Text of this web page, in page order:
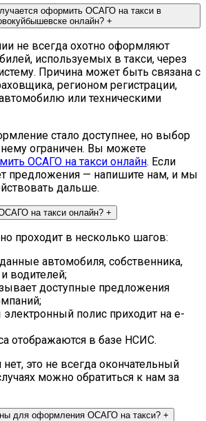
оформить ОСАГО на такси в
онлайн? +
не всегда охотно оформляют
используемых в такси, через
Причина может быть связана с
регионом регистрации,
или техническими
стало доступнее, но выбор
ограничен. Вы можете
ОСАГО на такси онлайн. Если
предложения — напишите нам, и мы
дальше.
на такси онлайн? +
проходит в несколько шагов:
автомобиля, собственника,
водителей;
доступные предложения
электронный полис приходит на e-
отображаются в базе НСИС.
это не всегда окончательный
можно обратиться к нам за
для оформления ОСАГО на такси? +